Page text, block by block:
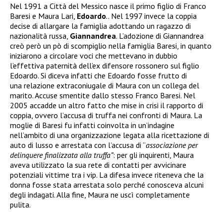
Nel 1991 a Città del Messico nasce il primo figlio di Franco
Baresi e Maura Lari, Edoardo.. Nel 1997 invece la coppia
decise di allargare la famiglia adottando un ragazzo di
nazionalità russa, Giannandrea. L’adozione di Giannandrea
creò però un pò di scompiglio nella famiglia Baresi, in quanto
iniziarono a circolare voci che mettevano in dubbio
l’effettiva paternità dell’ex difensore rossonero sul figlio
Edoardo. Si diceva infatti che Edoardo fosse frutto di
una relazione extraconiugale di Maura con un collega del
marito. Accuse smentite dallo stesso Franco Baresi. Nel
2005 accadde un altro fatto che mise in crisi il rapporto di
coppia, ovvero l’accusa di truffa nei confronti di Maura. La
moglie di Baresi fu infatti coinvolta in un’indagine
nell’ambito di una organizzazione legata alla ricettazione di
auto di lusso e arrestata con l’accusa di “associazione per
delinquere finalizzata alla truffa”: per gli inquirenti, Maura
aveva utilizzato la sua rete di contatti per avvicinare
potenziali vittime tra i vip. La difesa invece riteneva che la
donna fosse stata arrestata solo perché conosceva alcuni
degli indagati. Alla fine, Maura ne uscì completamente
pulita.